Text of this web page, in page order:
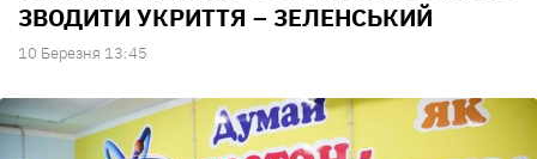
ЗВОДИТИ УКРИТТЯ – ЗЕЛЕНСЬКИЙ
10 Березня 13:45